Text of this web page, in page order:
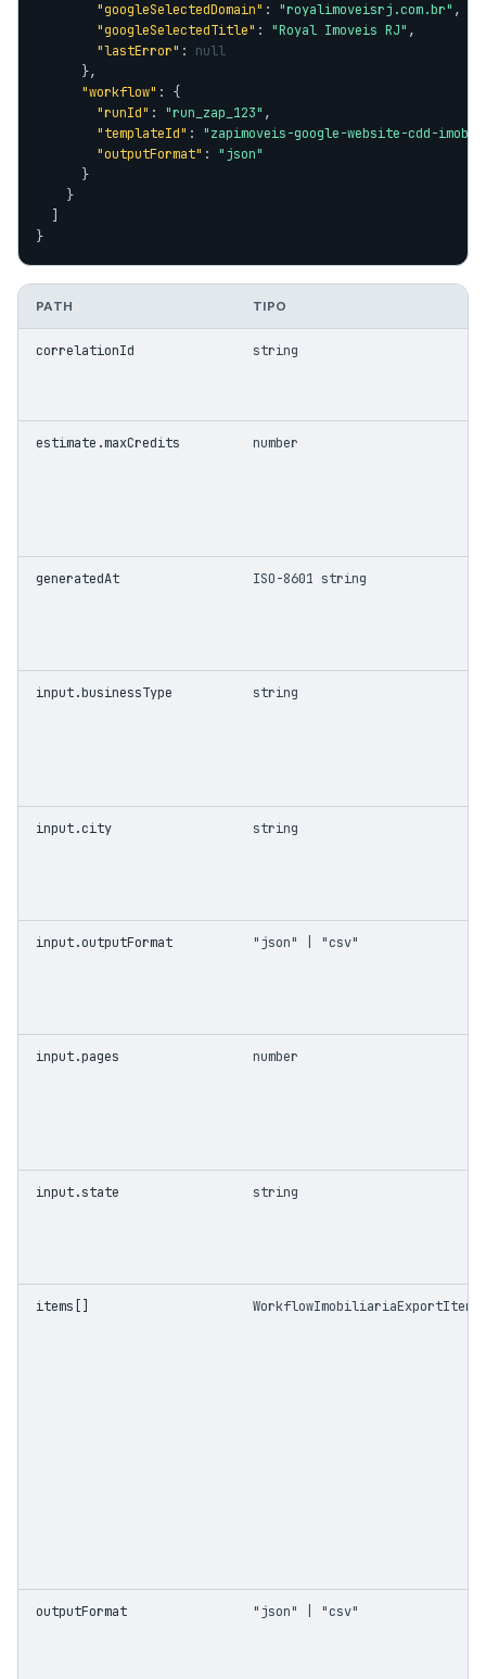
"googleSelectedDomain" : "royalimoveisrj.com.br" ,
"googleSelectedTitle" : "Royal Imoveis RJ" ,
"lastError" : null
      },
"workflow" : {
"runId" : "run_zap_123" ,
"templateId" : "zapimoveis-google-website-cdd-
"outputFormat" : "json"
      }
    }
}
PATH TIPO
correlationId string
estimate.maxCredits number
generatedAt ISO-8601 string
input.businessType string
input.city string
input.outputFormat "json" | "csv"
input.pages number
input.state string
items[] WorkflowImobiliariaExportItem
outputFormat "json" | "csv"